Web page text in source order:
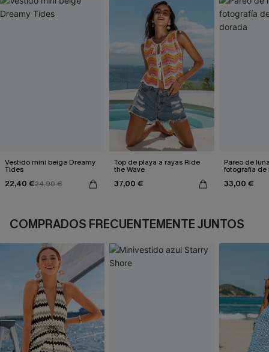
Vestido mini beige Dreamy
Tides
22,40 €24,90 €
Top de playa a rayas Ride
the Wave
37,00 €
Pareo de
fotografía de
33,00 €
COMPRADOS FRECUENTEMENTE JUNTOS